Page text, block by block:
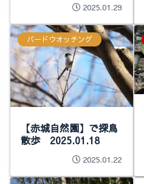
2025.01.29
バードウオッチング
【赤城自然園】で探鳥
散歩 2025.01.18
2025.01.22